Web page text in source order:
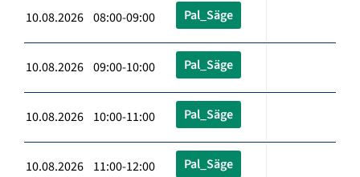
10.08.2026 08:00-09:00 Pal_Säge
10.08.2026 09:00-10:00 Pal_Säge
10.08.2026 10:00-11:00 Pal_Säge
10.08.2026 11:00-12:00 Pal_Säge